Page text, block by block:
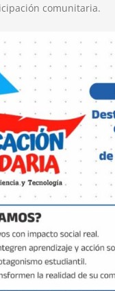
comunitaria.